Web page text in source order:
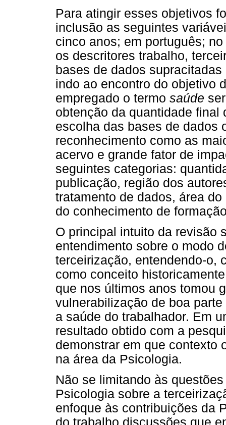
Para atingir esses objetivos
inclusão as seguintes
cinco anos; em português;
os descritores trabalho,
bases de dados
indo ao encontro do objetivo
empregado o termo saúde
obtenção da quantidade final
escolha das bases de dados
reconhecimento como as
acervo e grande fator de
seguintes categorias:
publicação, região dos
tratamento de dados, área
do conhecimento de
O principal intuito da revisão
entendimento sobre o modo
terceirização, entendendo-o,
como conceito
que nos últimos anos tomou
vulnerabilização de boa
a saúde do trabalhador. Em
resultado obtido com a
demonstrar em que contexto
na área da Psicologia.
Não se limitando às
Psicologia sobre a
enfoque às contribuições da
do trabalho discussões que